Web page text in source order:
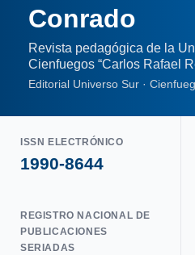
Conrado
Revista pedagógica de la
Cienfuegos “Carlos Rafael
Editorial Universo Sur ·
ISSN ELECTRÓNICO
1990-8644
REGISTRO NACIONAL DE
PUBLICACIONES
SERIADAS